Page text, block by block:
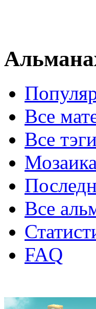
Все
Все тэги
Все
FAQ